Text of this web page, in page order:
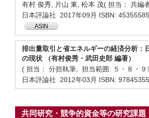
有村 俊秀, 片山 東, 松本 茂( 担当： 共編
日本評論社 2017年09月 ISBN:
ASIN
排出量取引と省エネルギーの経済分析：
の現状 （有村俊秀・武田史郎 編著）
( 担当： 分担執筆, 担当範囲: ５・８・９
日本評論社 2012年03月 ISBN:
共同研究・競争的資金等の研究課題